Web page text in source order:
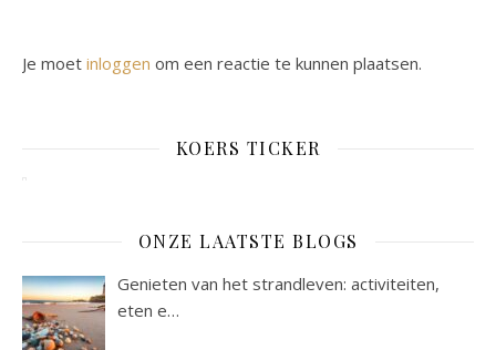
Je moet inloggen om een reactie te kunnen plaatsen.
KOERS TICKER
ONZE LAATSTE BLOGS
Genieten van het strandleven: activiteiten,
eten e…